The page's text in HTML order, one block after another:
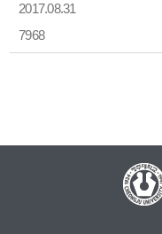
2017.08.31
7968